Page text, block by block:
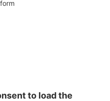
to load the